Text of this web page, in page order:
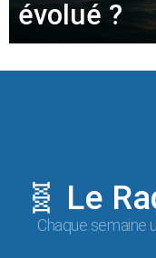
évolué ?
🧬 Le
Chaque semaine